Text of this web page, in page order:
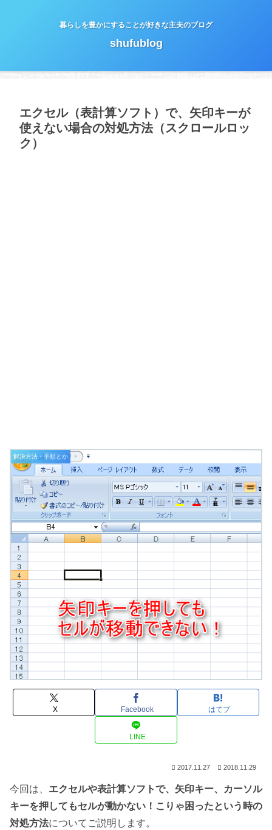
暮らしを豊かにすることが好きな主夫のブログ
shufublog
エクセル（表計算ソフト）で、矢印キーが
使えない場合の対処方法（スクロールロッ
ク）
解決方法・手順とか
X Facebook はてブ
LINE
2017.11.27 2018.11.29
今回は、 エクセルや表計算ソフトで、矢印キー、カーソル
キーを押してもセルが動かない！こりゃ困ったという時の
対処方法についてご説明します。